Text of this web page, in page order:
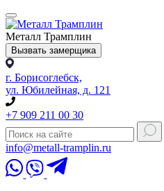
Металл Трамплин
Вызвать замерщика
г. Борисоглебск,
ул. Юбилейная, д. 121
+7 909 211 00 30
info@metall-tramplin.ru